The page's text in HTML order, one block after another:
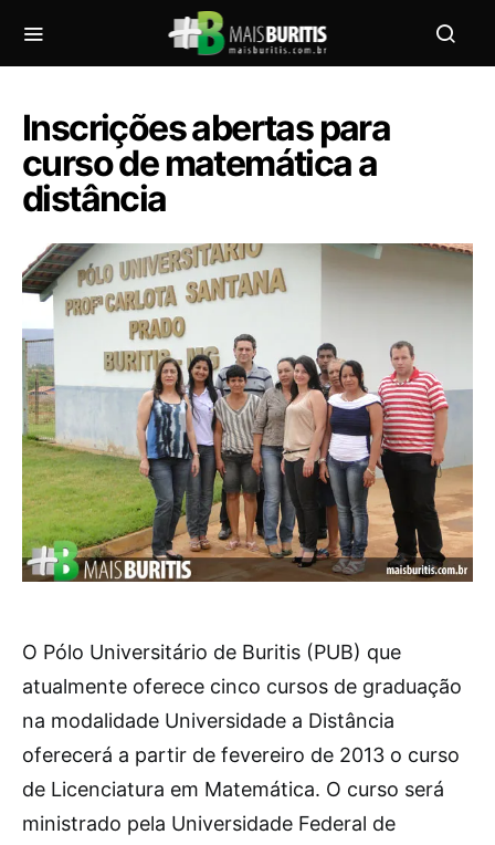
Inscrições abertas para
curso de matemática a
distância
O Pólo Universitário de Buritis (PUB) que
atualmente oferece cinco cursos de graduação
na modalidade Universidade a Distância
oferecerá a partir de fevereiro de 2013 o curso
de Licenciatura em Matemática. O curso será
ministrado pela Universidade Federal de